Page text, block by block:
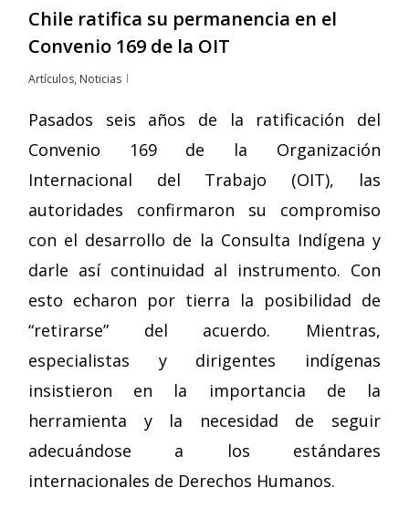
Chile ratifica su permanencia en el
Convenio 169 de la OIT
Artículos, Noticias
Pasados seis años de la ratificación del
Convenio 169 de la Organización
Internacional del Trabajo (OIT), las
autoridades confirmaron su compromiso
con el desarrollo de la Consulta Indígena y
darle así continuidad al instrumento. Con
esto echaron por tierra la posibilidad de
“retirarse” del acuerdo. Mientras,
especialistas y dirigentes indígenas
insistieron en la importancia de la
herramienta y la necesidad de seguir
adecuándose a los estándares
internacionales de Derechos Humanos.